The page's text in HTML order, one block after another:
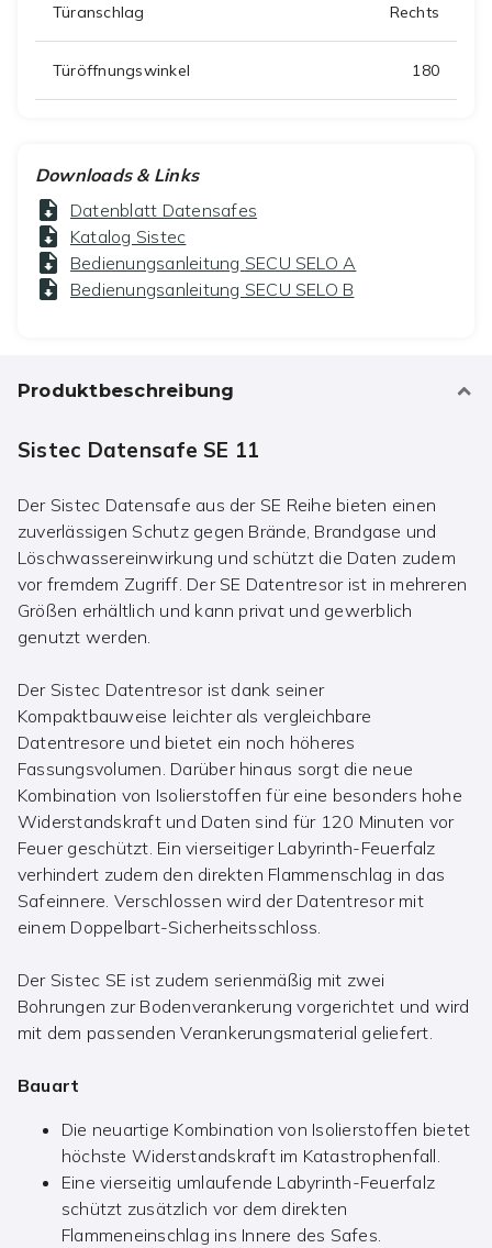
Türanschlag Rechts
Türöffnungswinkel 180
Downloads & Links
Datenblatt Datensafes
Katalog Sistec
Bedienungsanleitung SECU SELO A
Bedienungsanleitung SECU SELO B
Produktbeschreibung
Sistec Datensafe SE 11
Der Sistec Datensafe aus der SE Reihe bieten einen
zuverlässigen Schutz gegen Brände, Brandgase und
Löschwassereinwirkung und schützt die Daten zudem
vor fremdem Zugriff. Der SE Datentresor ist in mehreren
Größen erhältlich und kann privat und gewerblich
genutzt werden.
Der Sistec Datentresor ist dank seiner
Kompaktbauweise leichter als vergleichbare
Datentresore und bietet ein noch höheres
Fassungsvolumen. Darüber hinaus sorgt die neue
Kombination von Isolierstoffen für eine besonders hohe
Widerstandskraft und Daten sind für 120 Minuten vor
Feuer geschützt. Ein vierseitiger Labyrinth-Feuerfalz
verhindert zudem den direkten Flammenschlag in das
Safeinnere. Verschlossen wird der Datentresor mit
einem Doppelbart-Sicherheitsschloss.
Der Sistec SE ist zudem serienmäßig mit zwei
Bohrungen zur Bodenverankerung vorgerichtet und wird
mit dem passenden Verankerungsmaterial geliefert.
Bauart
Die neuartige Kombination von Isolierstoffen bietet
höchste Widerstandskraft im Katastrophenfall.
Eine vierseitig umlaufende Labyrinth-Feuerfalz
schützt zusätzlich vor dem direkten
Flammeneinschlag ins Innere des Safes.